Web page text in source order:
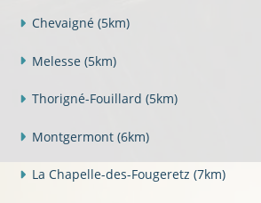
Chevaigné (5km)
Melesse (5km)
Thorigné-Fouillard (5km)
Montgermont (6km)
La Chapelle-des-Fougeretz (7km)